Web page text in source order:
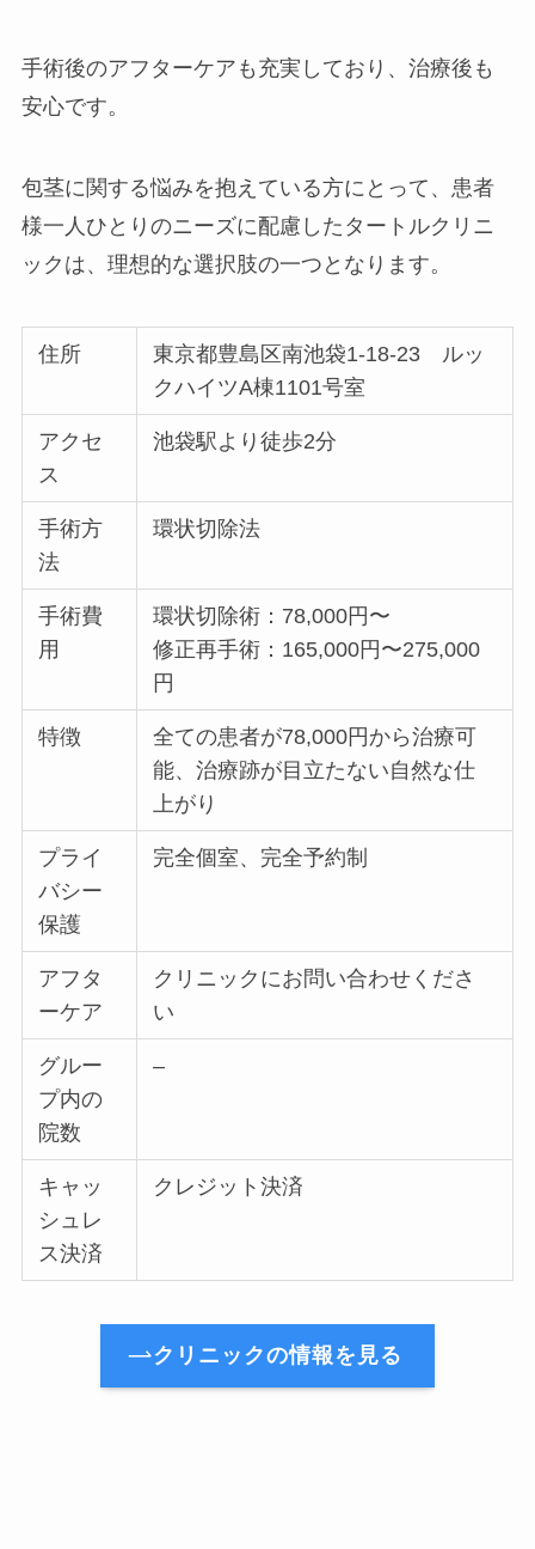
手術後のアフターケアも充実しており、治療後も
安心です。
包茎に関する悩みを抱えている方にとって、患者
様一人ひとりのニーズに配慮したタートルクリニ
ックは、理想的な選択肢の一つとなります。
住所
東京都豊島区南池袋1-18-23 ルッ
クハイツA棟1101号室
アクセ
ス
池袋駅より徒歩2分
手術方
法
環状切除法
手術費
用
環状切除術：78,000円〜
修正再手術：165,000円〜275,000
円
特徴
全ての患者が78,000円から治療可
能、治療跡が目立たない自然な仕
上がり
プライ
バシー
保護
完全個室、完全予約制
アフタ
ーケア
クリニックにお問い合わせくださ
い
グルー
プ内の
院数
–
キャッ
シュレ
ス決済
クレジット決済
クリニックの情報を見る